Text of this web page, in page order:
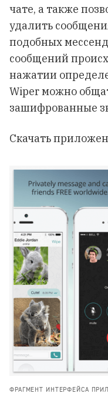
чате, а также
удалить
подобных
сообщений
нажатии
Wiper можно
зашифрованные
Скачать
ФРАГМЕНТ ИНТЕРФЕЙСА